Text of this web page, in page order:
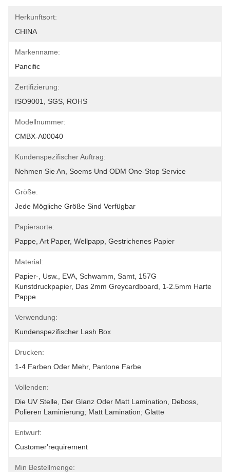
Herkunftsort:
CHINA
Markenname:
Pancific
Zertifizierung:
ISO9001, SGS, ROHS
Modellnummer:
CMBX-A00040
Kundenspezifischer Auftrag:
Nehmen Sie An, Soems Und ODM One-Stop Service
Größe:
Jede Mögliche Größe Sind Verfügbar
Papiersorte:
Pappe, Art Paper, Wellpapp, Gestrichenes Papier
Material:
Papier-, Usw., EVA, Schwamm, Samt, 157G
Kunstdruckpapier, Das 2mm Greycardboard, 1-2.5mm Harte
Pappe
Verwendung:
Kundenspezifischer Lash Box
Drucken:
1-4 Farben Oder Mehr, Pantone Farbe
Vollenden:
Die UV Stelle, Der Glanz Oder Matt Lamination, Deboss,
Polieren Laminierung; Matt Lamination; Glatte
Entwurf:
Customer'requirement
Min Bestellmenge: